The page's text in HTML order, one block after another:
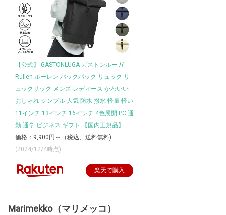
【公式】 GASTONLUGA ガストンルーガ
Rullen ルーレン バックパック リュック リ
ュックサック メンズ レディース かわいい
おしゃれ シンプル 人気 防水 撥水 軽量 軽い
11インチ 13インチ 16インチ 4色展開 PC 通
勤 通学 ビジネス ギフト 【国内正規品】
価格：9,900円～（税込、送料無料)
(2024/12/4時点)
楽天で購入
Marimekko（マリメッコ）